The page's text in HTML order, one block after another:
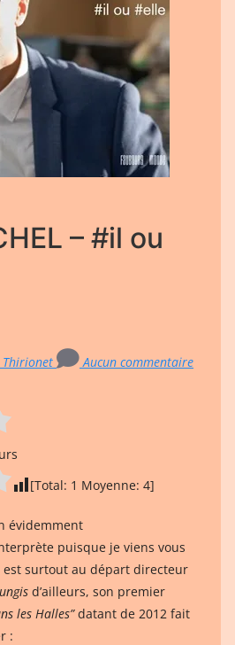
– #il ou
Aucun commentaire
[Total: 1 Moyenne: 4]
évidemment
puisque je viens vous
est surtout au départ directeur
d’ailleurs, son premier
les Halles”datant de 2012 fait
: